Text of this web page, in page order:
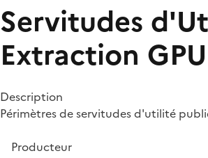
Servitudes
Extraction GPU
Description
Périmètres de servitudes d'utilité
Producteur